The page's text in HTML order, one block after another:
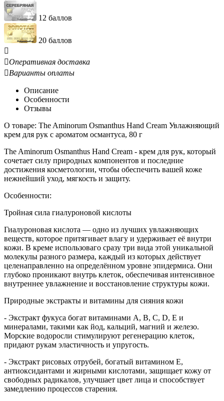
12 баллов
20 баллов

Оперативная доставка
Варианты оплаты
Описание
Особенности
Отзывы
О товаре: The Aminorum Osmanthus Hand Cream Увлажняющий
крем для рук с ароматом османтуса, 80 г
The Aminorum Osmanthus Hand Cream - крем для рук, который
сочетает силу природных компонентов и последние
достижения косметологии, чтобы обеспечить вашей коже
нежнейший уход, мягкость и защиту.
Особенности:
Тройная сила гиалуроновой кислоты
Гиалуроновая кислота — одно из лучших увлажняющих
веществ, которое притягивает влагу и удерживает её внутри
кожи. В креме использоваго сразу три вида этой уникальной
молекулы разного размера, каждый из которых действует
целенаправленно на определённом уровне эпидермиса. Они
глубоко проникают внутрь клеток, обеспечивая интенсивное
внутреннее увлажнение и восстановление структуры кожи.
Природные экстракты и витамины для сияния кожи
- Экстракт фукуса богат витаминами A, B, C, D, E и
минералами, такими как йод, кальций, магний и железо.
Морские водоросли стимулируют регенерацию клеток,
придают рукам эластичность и упругость.
- Экстракт рисовых отрубей, богатый витамином Е,
антиоксидантами и жирными кислотами, защищает кожу от
свободных радикалов, улучшает цвет лица и способствует
замедлению процессов старения.